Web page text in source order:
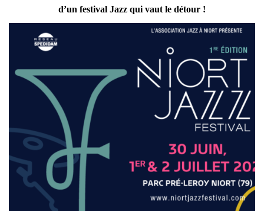
d’un festival Jazz qui vaut le détour !